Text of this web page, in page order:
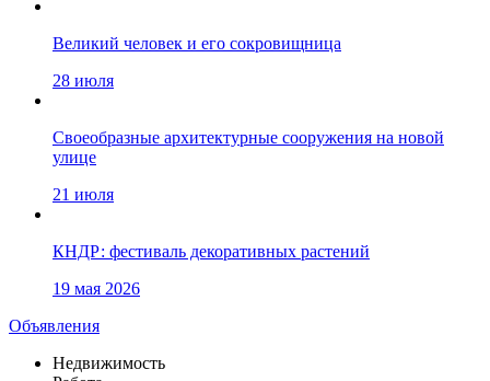
Великий человек и его сокровищница
28 июля
Своеобразные архитектурные сооружения на новой
улице
21 июля
КНДР: фестиваль декоративных растений
19 мая 2026
Объявления
Недвижимость